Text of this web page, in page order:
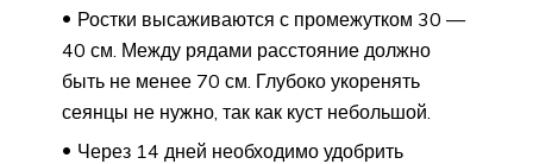
Ростки высаживаются с промежутком 30 —
40 см. Между рядами расстояние должно
быть не менее 70 см. Глубоко укоренять
сеянцы не нужно, так как куст небольшой.
Через 14 дней необходимо удобрить